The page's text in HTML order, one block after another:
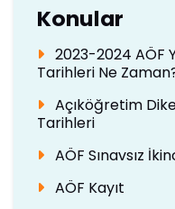
Konular
2023-2024 AÖF
Tarihleri Ne
Açıköğretim
Tarihleri
AÖF Sınavsız
AÖF Kayıt